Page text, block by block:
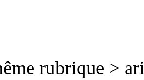
rubrique >